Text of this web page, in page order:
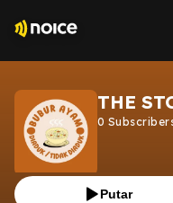
THE
0
Putar